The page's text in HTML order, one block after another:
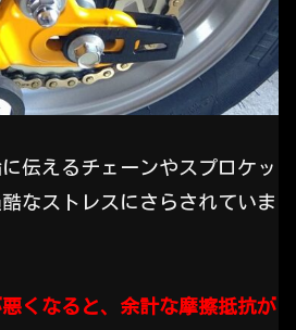
伝えるチェーンやスプロケッ
なストレスにさらされていま
くなると、余計な摩擦抵抗が